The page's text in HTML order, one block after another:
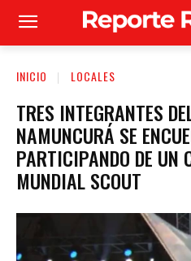
INICIO LOCALES
TRES INTEGRANTES
NAMUNCURÁ SE
PARTICIPANDO DE UN
MUNDIAL SCOUT